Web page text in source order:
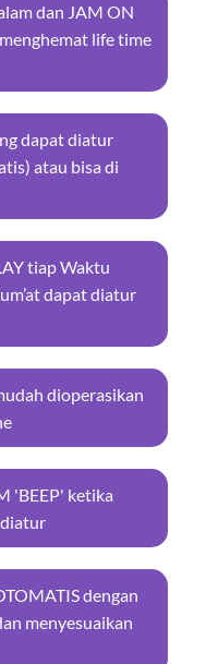
dan JAM ON
life time
dapat diatur
atau bisa di
tiap Waktu
dapat diatur
dioperasikan
'BEEP' ketika
dengan
menyesuaikan